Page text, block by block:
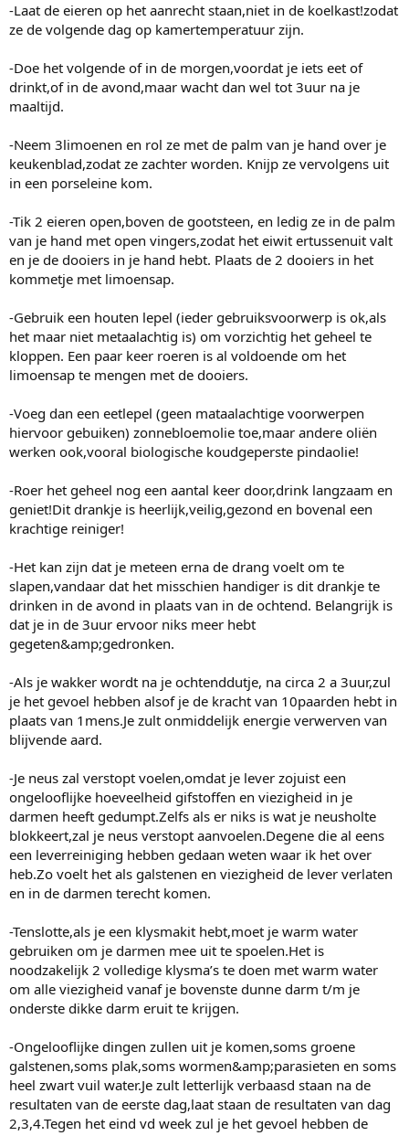
-Laat de eieren op het aanrecht staan,niet in de koelkast!zodat
ze de volgende dag op kamertemperatuur zijn.
-Doe het volgende of in de morgen,voordat je iets eet of
drinkt,of in de avond,maar wacht dan wel tot 3uur na je
maaltijd.
-Neem 3limoenen en rol ze met de palm van je hand over je
keukenblad,zodat ze zachter worden. Knijp ze vervolgens uit
in een porseleine kom.
-Tik 2 eieren open,boven de gootsteen, en ledig ze in de palm
van je hand met open vingers,zodat het eiwit ertussenuit valt
en je de dooiers in je hand hebt. Plaats de 2 dooiers in het
kommetje met limoensap.
-Gebruik een houten lepel (ieder gebruiksvoorwerp is ok,als
het maar niet metaalachtig is) om vorzichtig het geheel te
kloppen. Een paar keer roeren is al voldoende om het
limoensap te mengen met de dooiers.
-Voeg dan een eetlepel (geen mataalachtige voorwerpen
hiervoor gebuiken) zonnebloemolie toe,maar andere oliën
werken ook,vooral biologische koudgeperste pindaolie!
-Roer het geheel nog een aantal keer door,drink langzaam en
geniet!Dit drankje is heerlijk,veilig,gezond en bovenal een
krachtige reiniger!
-Het kan zijn dat je meteen erna de drang voelt om te
slapen,vandaar dat het misschien handiger is dit drankje te
drinken in de avond in plaats van in de ochtend. Belangrijk is
dat je in de 3uur ervoor niks meer hebt
gegeten&amp;gedronken.
-Als je wakker wordt na je ochtenddutje, na circa 2 a 3uur,zul
je het gevoel hebben alsof je de kracht van 10paarden hebt in
plaats van 1mens.Je zult onmiddelijk energie verwerven van
blijvende aard.
-Je neus zal verstopt voelen,omdat je lever zojuist een
ongelooflijke hoeveelheid gifstoffen en viezigheid in je
darmen heeft gedumpt.Zelfs als er niks is wat je neusholte
blokkeert,zal je neus verstopt aanvoelen.Degene die al eens
een leverreiniging hebben gedaan weten waar ik het over
heb.Zo voelt het als galstenen en viezigheid de lever verlaten
en in de darmen terecht komen.
-Tenslotte,als je een klysmakit hebt,moet je warm water
gebruiken om je darmen mee uit te spoelen.Het is
noodzakelijk 2 volledige klysma’s te doen met warm water
om alle viezigheid vanaf je bovenste dunne darm t/m je
onderste dikke darm eruit te krijgen.
-Ongelooflijke dingen zullen uit je komen,soms groene
galstenen,soms plak,soms wormen&amp;parasieten en soms
heel zwart vuil water.Je zult letterlijk verbaasd staan na de
resultaten van de eerste dag,laat staan de resultaten van dag
2,3,4.Tegen het eind vd week zul je het gevoel hebben de